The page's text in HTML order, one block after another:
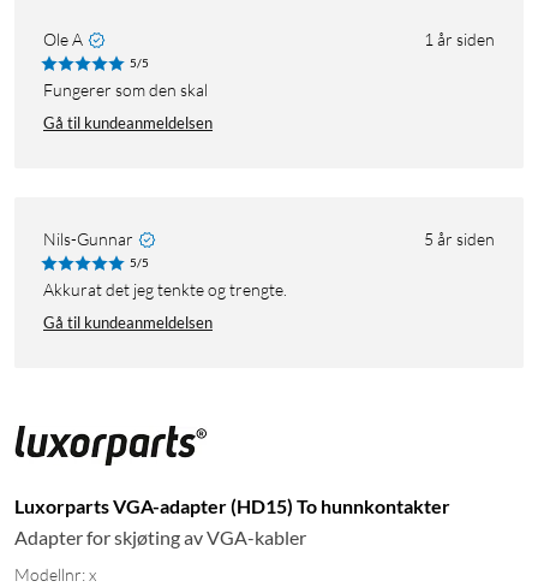
Ole A 1 år siden
5/5
Fungerer som den skal
Gå til kundeanmeldelsen
Nils-Gunnar 5 år siden
5/5
Akkurat det jeg tenkte og trengte.
Gå til kundeanmeldelsen
Luxorparts VGA-adapter (HD15) To hunnkontakter
Adapter for skjøting av VGA-kabler
Modellnr: x